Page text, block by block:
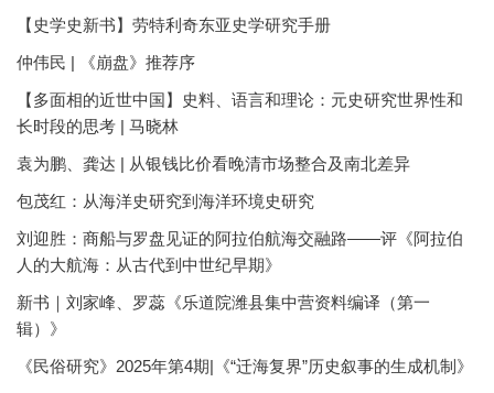
【史学史新书】劳特利奇东亚史学研究手册
仲伟民 | 《崩盘》推荐序
【多面相的近世中国】史料、语言和理论：元史研究世界性和
长时段的思考 | 马晓林
袁为鹏、龚达 | 从银钱比价看晚清市场整合及南北差异
包茂红：从海洋史研究到海洋环境史研究
刘迎胜：商船与罗盘见证的阿拉伯航海交融路——评《阿拉伯
人的大航海：从古代到中世纪早期》
新书｜刘家峰、罗蕊《乐道院潍县集中营资料编译（第一
辑）》
《民俗研究》2025年第4期|《“迁海复界”历史叙事的生成机制》